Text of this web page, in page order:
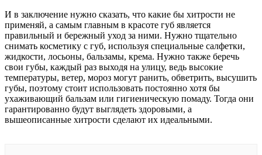
И в заключение нужно сказать, что какие бы хитрости не
применяй, а самым главным в красоте губ является
правильный и бережный уход за ними. Нужно тщательно
снимать косметику с губ, используя специальные салфетки,
жидкости, лосьоны, бальзамы, крема. Нужно также беречь
свои губы, каждый раз выходя на улицу, ведь высокие
температуры, ветер, мороз могут ранить, обветрить, высушить
губы, поэтому стоит использовать постоянно хотя бы
ухаживающий бальзам или гигиеническую помаду. Тогда они
гарантированно будут выглядеть здоровыми, а
вышеописанные хитрости сделают их идеальными.